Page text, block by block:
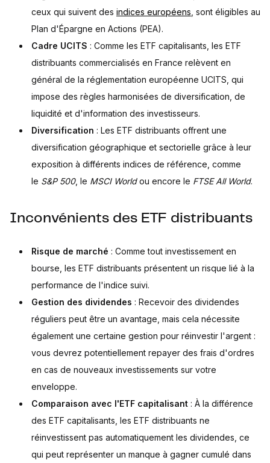
ceux qui suivent des indices européens , sont éligibles au
Plan d'Épargne en Actions (PEA).
Cadre UCITS : Comme les ETF capitalisants, les ETF
distribuants commercialisés en France relèvent en
général de la réglementation européenne UCITS, qui
impose des règles harmonisées de diversification, de
liquidité et d'information des investisseurs.
Diversification : Les ETF distribuants offrent une
diversification géographique et sectorielle grâce à leur
exposition à différents indices de référence, comme
le S&P 500, le MSCI Worldou encore le FTSE All World.
Inconvénients des ETF distribuants
Risque de marché : Comme tout investissement en
bourse, les ETF distribuants présentent un risque lié à la
performance de l'indice suivi.
Gestion des dividendes : Recevoir des dividendes
réguliers peut être un avantage, mais cela nécessite
également une certaine gestion pour réinvestir l'argent :
vous devrez potentiellement repayer des frais d'ordres
en cas de nouveaux investissements sur votre
enveloppe.
Comparaison avec l'ETF capitalisant : À la différence
des ETF capitalisants, les ETF distribuants ne
réinvestissent pas automatiquement les dividendes, ce
qui peut représenter un manque à gagner cumulé dans